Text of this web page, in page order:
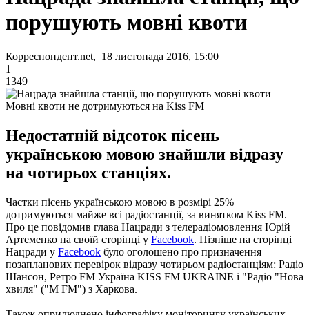
порушують мовні квоти
Корреспондент.net, 18 листопада 2016, 15:00
1
1349
Мовні квоти не дотримуються на Kiss FM
Недостатній відсоток пісень
українською мовою знайшли відразу
на чотирьох станціях.
Частки пісень українською мовою в розмірі 25%
дотримуються майже всі радіостанції, за винятком Kiss FM.
Про це повідомив глава Нацради з телерадіомовлення Юрій
Артеменко на своїй сторінці у Facebook. Пізніше на сторінці
Нацради у Facebook було оголошено про призначення
позапланових перевірок відразу чотирьом радіостанціям: Радіо
Шансон, Ретро FM Україна KISS FM UKRAINE і "Радіо "Нова
хвиля" ("M FM") з Харкова.